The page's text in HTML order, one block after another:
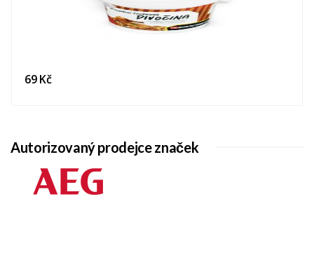
69 Kč
Autorizovaný prodejce značek